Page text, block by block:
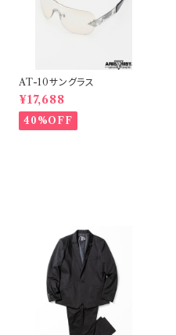
AT-10サングラス
¥17,688
40%OFF